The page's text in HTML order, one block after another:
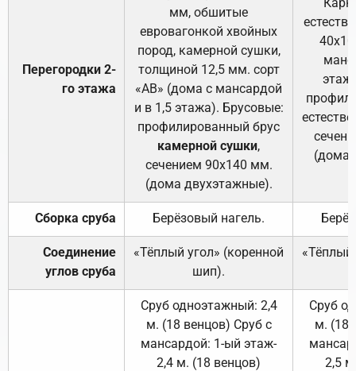
Перегородки 2-
го этажа
мм, обшитые
евровагонкой хвойных
пород, камерной сушки,
толщиной 12,5 мм. сорт
«АВ» (дома с мансардой
и в 1,5 этажа). Брусовые:
профилированный брус
камерной сушки,
сечением 90х140 мм.
(дома двухэтажные).
(дома
Сборка сруба Берёзовый нагель.
Соединение
углов сруба
«Тёплый угол» (коренной
шип).
«Тёплый
Сруб одноэтажный: 2,4
м. (18 венцов) Сруб с
мансардой: 1-ый этаж-
2,4 м. (18 венцов)
Сруб
м. (18
2,5